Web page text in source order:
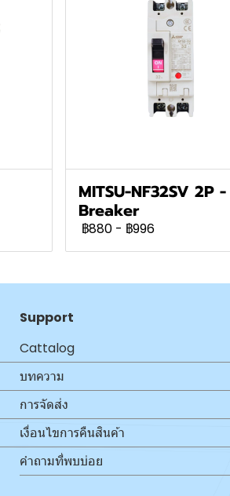
MITSU-NF32SV 2P -
Breaker
฿880 - ฿996
Support
Cattalog
บทความ
การจัดส่ง
เงื่อนไขการคืนสินค้า
คำถามที่พบบ่อย